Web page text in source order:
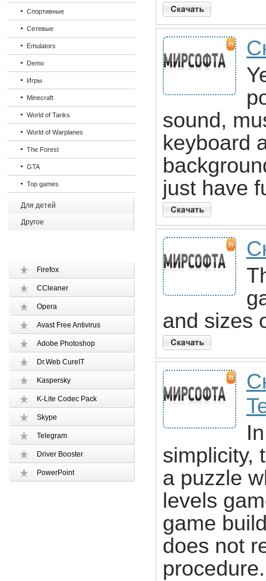
Спортивные
Сетевые
Emulators
Demo
Игры
Minecraft
World of Tanks
World of Warplanes
The Forest
GTA
Top games
Для детей
Другое
Firefox
CCleaner
Opera
Avast Free Antivirus
Adobe Photoshop
Dr.Web CureIT
Kaspersky
K-Lite Codec Pack
Skype
Telegram
Driver Booster
PowerPoint
sound,
keyboard
just have
and sizes
simplicity,
a puzzle
levels
game
does not
procedure.